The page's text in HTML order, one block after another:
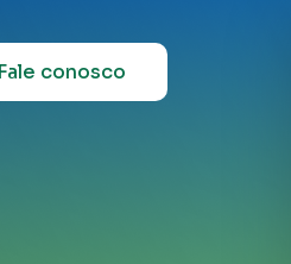
Fale conosco